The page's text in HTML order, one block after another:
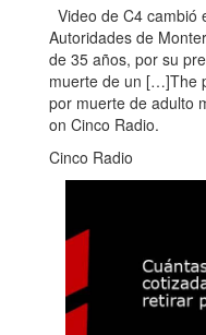
Video de C4 cambió
Autoridades de
de 35 años, por su
muerte de un […]The
por muerte de adulto
on Cinco Radio.
Cinco Radio